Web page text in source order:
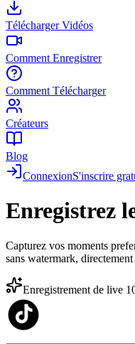
Télécharger Vidéos
Comment Enregistrer
Comment Télécharger
Créateurs
Blog
ConnexionS'inscrire
Enregistrez
Capturez vos moments
sans watermark,
Enregistrement de live